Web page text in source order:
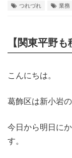
つれづれ
業務
【関東平野も
こんにちは。
葛飾区は新小岩
今日から明日に
す。